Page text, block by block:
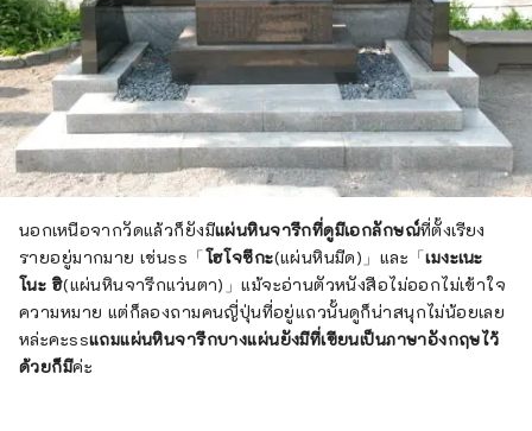
นอกเหนือจากวัดแล้วก็ยังมีแผ่นหินจารึกที่ดูมีเอกลักษณ์ที่ตั้งเรียง
รายอยู่มากมาย เช่นss「โฮโจซึกะ(แผ่นหินมีด)」และ「เมงะเนะ
โนะ ฮิ(แผ่นหินจารึกแว่นตา)」แม้จะอ่านตัวหนังสือไม่ออกไม่เข้าใจ
ความหมาย แต่ก็ลองถามคนญี่ปุ่นที่อยู่แถวนั้นดูก็น่าสนุกไม่น้อยเลย
หล่ะคะssแถมแผ่นหินจารึกบางแผ่นยังมีที่เขียนเป็นภาษาอังกฤษไว้
ด้วยก็มีค่ะ